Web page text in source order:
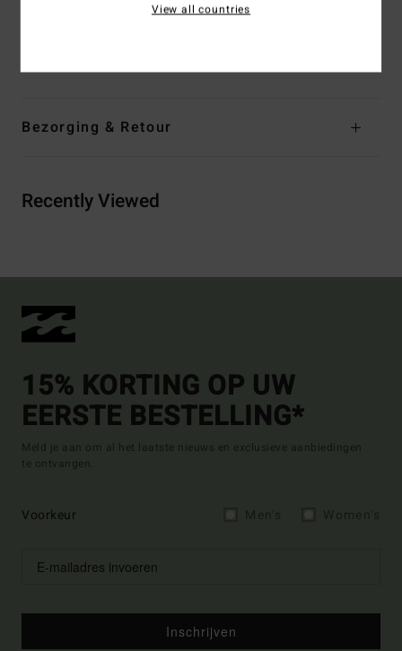
Bezorging & Retour
Recently Viewed
15% KORTING OP UW
EERSTE BESTELLING*
Meld je aan om al het laatste nieuws en exclusieve aanbiedingen
te ontvangen.
Voorkeur
Inschrijven
View all countries